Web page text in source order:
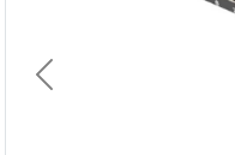
Previous